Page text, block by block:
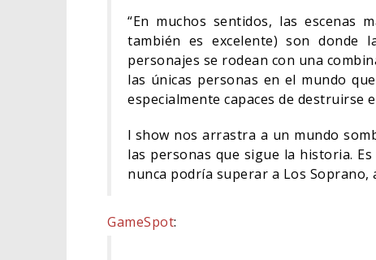
“En muchos sentidos, las escenas
también es excelente) son donde
personajes se rodean con una
las únicas personas en el mundo
especialmente capaces de destruirse
l show nos arrastra a un mundo
las personas que sigue la historia.
nunca podría superar a Los
GameSpot: